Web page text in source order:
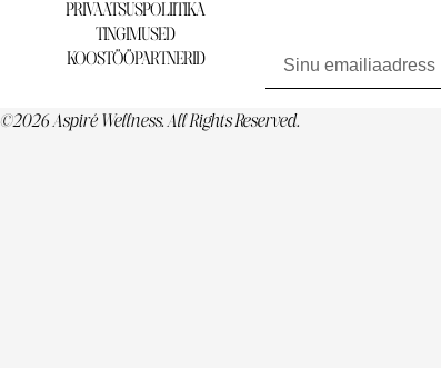
PRIVAATSUSPOLIITIKA
TINGIMUSED
KOOSTÖÖPARTNERID
©2026 Aspiré Wellness. All Rights Reserved.